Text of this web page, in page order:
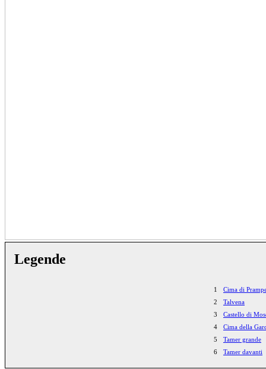
Legende
1
Cima di
2
Talvena
3
Castello di
4
Cima della
5
Tamer grande
6
Tamer davanti